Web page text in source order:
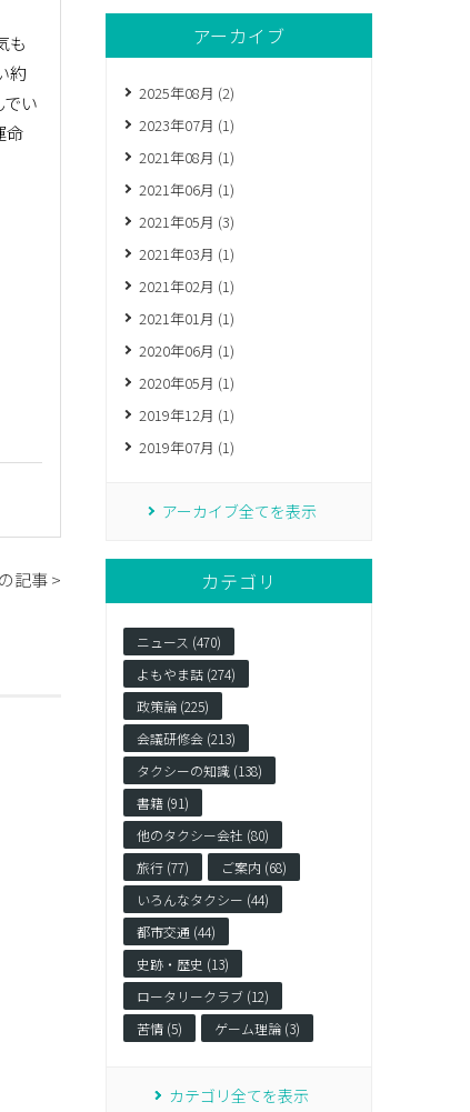
も
約
い
命
記事 >
アーカイブ
2025年08月 (2)
2023年07月 (1)
2021年08月 (1)
2021年06月 (1)
2021年05月 (3)
2021年03月 (1)
2021年02月 (1)
2021年01月 (1)
2020年06月 (1)
2020年05月 (1)
2019年12月 (1)
2019年07月 (1)
アーカイブ全てを表示
カテゴリ
ニュース (470)
よもやま話 (274)
政策論 (225)
会議研修会 (213)
タクシーの知識 (138)
書籍 (91)
他のタクシー会社 (80)
旅行 (77)
ご案内 (68)
いろんなタクシー (44)
都市交通 (44)
史跡・歴史 (13)
ロータリークラブ (12)
苦情 (5)
ゲーム理論 (3)
カテゴリ全てを表示